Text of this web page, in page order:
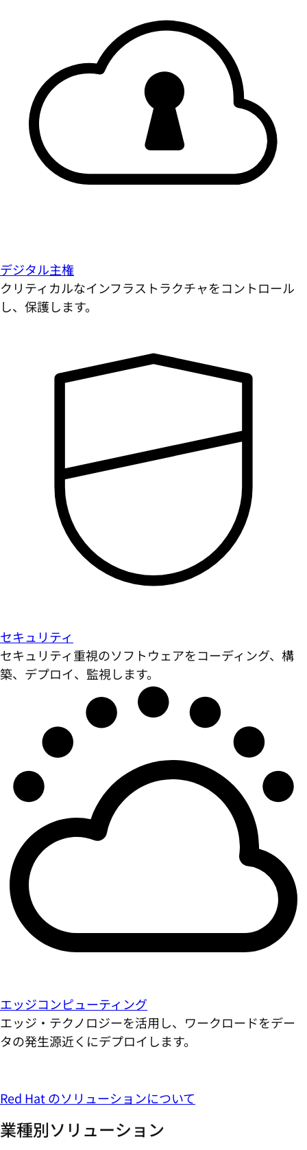
デジタル主権
クリティカルなインフラストラクチャをコントロール
し、保護します。
セキュリティ
セキュリティ重視のソフトウェアをコーディング、構
築、デプロイ、監視します。
エッジコンピューティング
エッジ・テクノロジーを活用し、ワークロードをデー
タの発生源近くにデプロイします。
Red Hat のソリューションについて
業種別ソリューション